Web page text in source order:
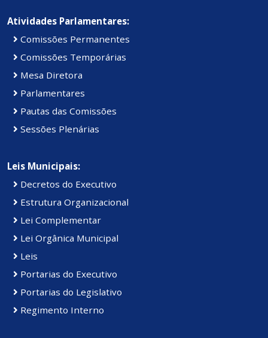
Atividades Parlamentares:
Comissões Permanentes
Comissões Temporárias
Mesa Diretora
Parlamentares
Pautas das Comissões
Sessões Plenárias
Leis Municipais:
Decretos do Executivo
Estrutura Organizacional
Lei Complementar
Lei Orgânica Municipal
Leis
Portarias do Executivo
Portarias do Legislativo
Regimento Interno